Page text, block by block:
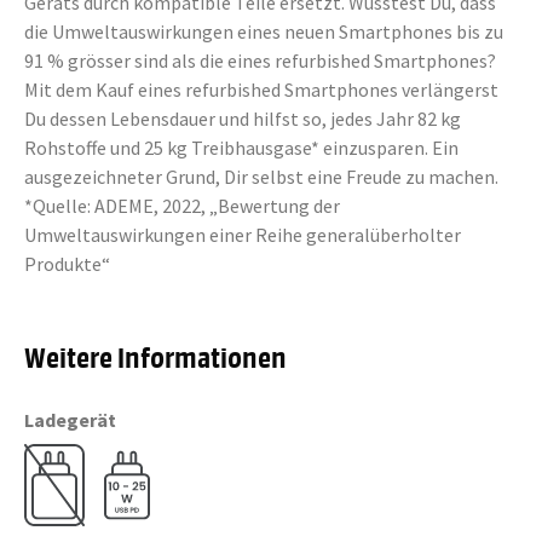
die Umweltauswirkungen eines neuen Smartphones bis zu
91 % grösser sind als die eines refurbished Smartphones?
Mit dem Kauf eines refurbished Smartphones verlängerst
Du dessen Lebensdauer und hilfst so, jedes Jahr 82 kg
Rohstoffe und 25 kg Treibhausgase* einzusparen. Ein
ausgezeichneter Grund, Dir selbst eine Freude zu machen.
*Quelle: ADEME, 2022, „Bewertung der
Umweltauswirkungen einer Reihe generalüberholter
Produkte“
Weitere Informationen
Ladegerät